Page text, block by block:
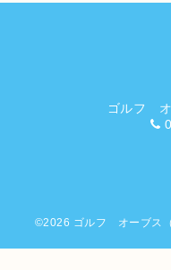
ゴルフ オ
©2026 ゴルフ オーブス